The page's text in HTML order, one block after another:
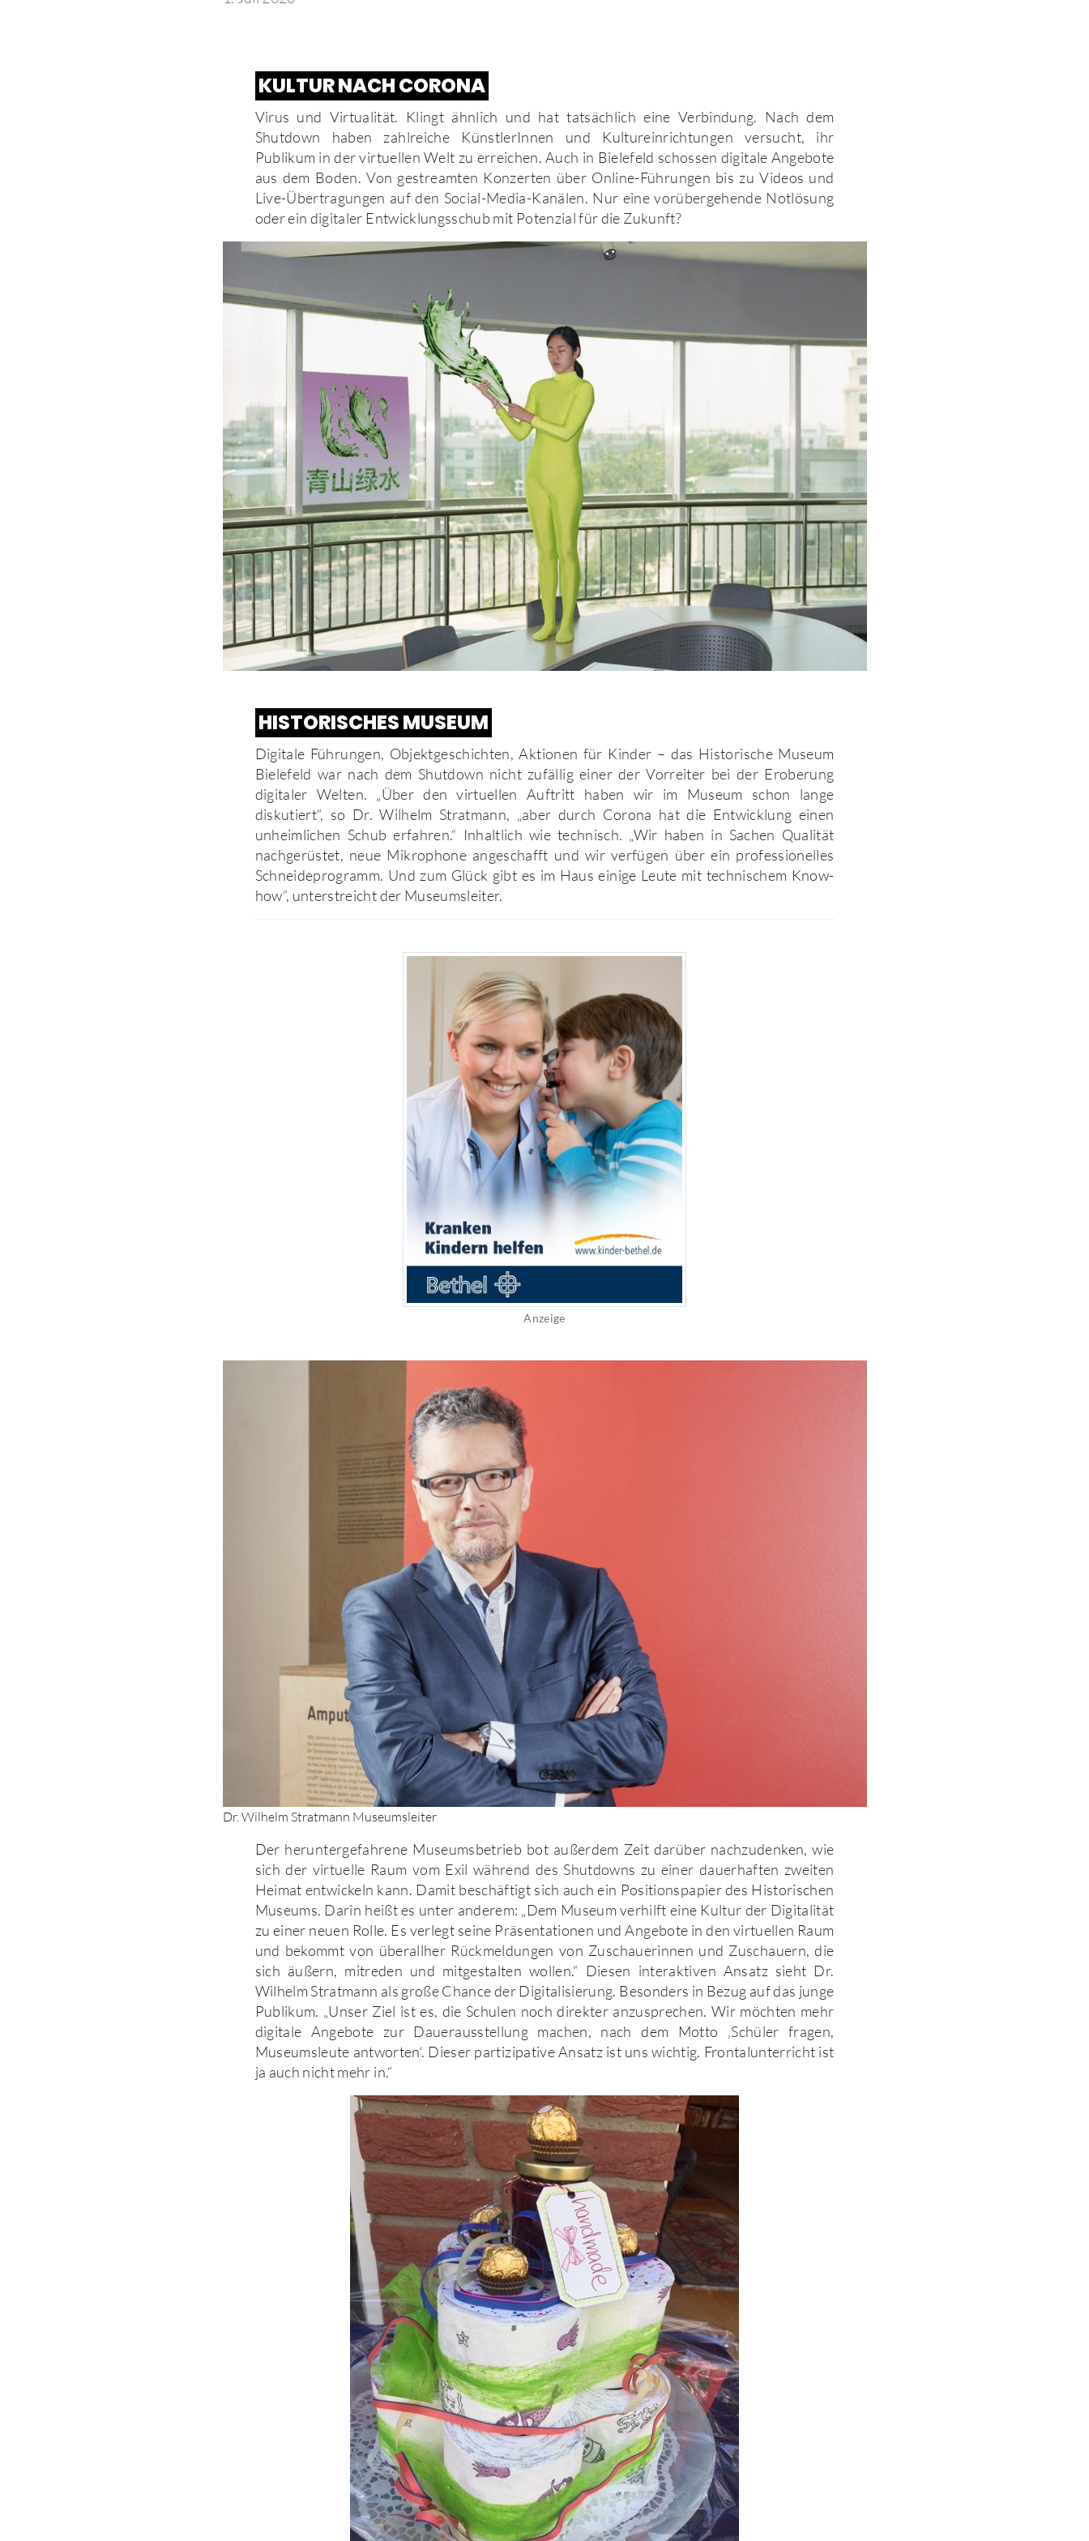
KULTUR NACH CORONA
Virus und Virtualität. Klingt ähnlich und hat tatsächlich eine Verbindung. Nach dem
Shutdown haben zahlreiche KünstlerInnen und Kultureinrichtungen versucht, ihr
Publikum in der virtuellen Welt zu erreichen. Auch in Bielefeld schossen digitale Angebote
aus dem Boden. Von gestreamten Konzerten über Online-Führungen bis zu Videos und
Live-Übertragungen auf den Social-Media-Kanälen. Nur eine vorübergehende Notlösung
oder ein digitaler Entwicklungsschub mit Potenzial für die Zukunft?
HISTORISCHES MUSEUM
Digitale Führungen, Objektgeschichten, Aktionen für Kinder – das Historische Museum
Bielefeld war nach dem Shutdown nicht zufällig einer der Vorreiter bei der Eroberung
digitaler Welten. „Über den virtuellen Auftritt haben wir im Museum schon lange
diskutiert“, so Dr. Wilhelm Stratmann, „aber durch Corona hat die Entwicklung einen
unheimlichen Schub erfahren.“ Inhaltlich wie technisch. „Wir haben in Sachen Qualität
nachgerüstet, neue Mikrophone angeschafft und wir verfügen über ein professionelles
Schneideprogramm. Und zum Glück gibt es im Haus einige Leute mit technischem Know-
how“, unterstreicht der Museumsleiter.
Anzeige
Dr. Wilhelm Stratmann Museumsleiter
Der heruntergefahrene Museumsbetrieb bot außerdem Zeit darüber nachzudenken, wie
sich der virtuelle Raum vom Exil während des Shutdowns zu einer dauerhaften zweiten
Heimat entwickeln kann. Damit beschäftigt sich auch ein Positionspapier des Historischen
Museums. Darin heißt es unter anderem: „Dem Museum verhilft eine Kultur der Digitalität
zu einer neuen Rolle. Es verlegt seine Präsentationen und Angebote in den virtuellen Raum
und bekommt von überallher Rückmeldungen von Zuschauerinnen und Zuschauern, die
sich äußern, mitreden und mitgestalten wollen.“ Diesen interaktiven Ansatz sieht Dr.
Wilhelm Stratmann als große Chance der Digitalisierung. Besonders in Bezug auf das junge
Publikum. „Unser Ziel ist es, die Schulen noch direkter anzusprechen. Wir möchten mehr
digitale Angebote zur Dauerausstellung machen, nach dem Motto ‚Schüler fragen,
Museumsleute antworten‘. Dieser partizipative Ansatz ist uns wichtig. Frontalunterricht ist
ja auch nicht mehr in.“